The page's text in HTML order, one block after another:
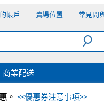
帳戶 賣場位置 常見問
商業配送
。 <<優惠券注意事項>>